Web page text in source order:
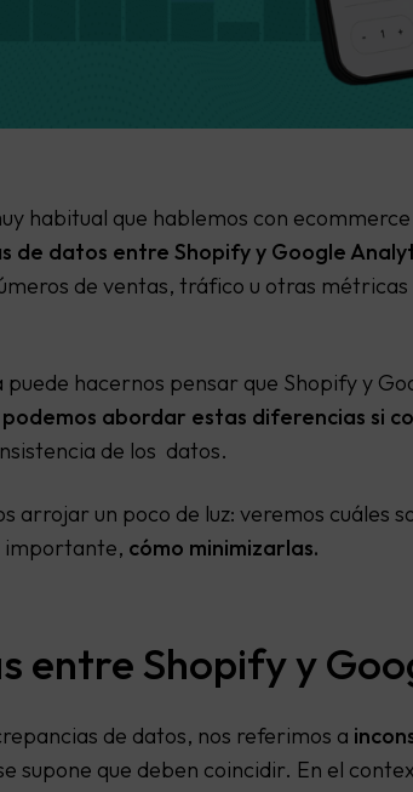
habitual que hablemos con
de datos entre Shopify y Google
de ventas, tráfico u otras
hacernos pensar que Shopify y
podemos abordar estas diferencias si
de los datos.
arrojar un poco de luz: veremos cuáles
importante, cómo minimizarlas.
entre Shopify y
de datos, nos referimos a
supone que deben coincidir. En el